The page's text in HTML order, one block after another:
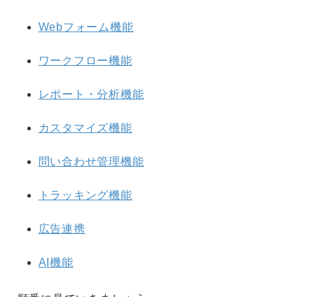
Webフォーム機能
ワークフロー機能
レポート・分析機能
カスタマイズ機能
問い合わせ管理機能
トラッキング機能
広告連携
AI機能